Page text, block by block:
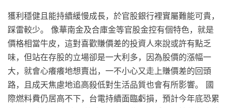
獲利穩健且能持續緩慢成長，於官股銀行裡實屬難能可貴，
踩雷較少。 像華南金及合庫金等官股金控有個特色，就是
價格相當牛皮，這對喜歡賺價差的投資人來說或許有點乏
味，但站在存股的立場卻是一大利多，因為股價的漲幅一
大，就會心癢癢地想賣出，一不小心又走上賺價差的回頭
路，且成天焦慮地追高殺低對生活品質也會有所影響。 國
際燃料費仍居高不下，台電持續面臨虧損，預計今年底恐累